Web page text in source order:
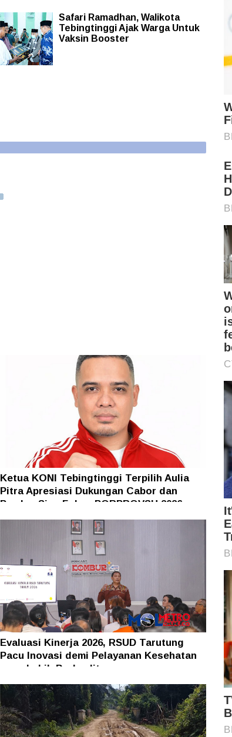
Safari Ramadhan, Walikota
Tebingtinggi Ajak Warga Untuk
Vaksin Booster
Ketua KONI Tebingtinggi Terpilih Aulia
Pitra Apresiasi Dukungan Cabor dan
Pemko, Siap Fokus PORPROVSU 2026
Evaluasi Kinerja 2026, RSUD Tarutung
Pacu Inovasi demi Pelayanan Kesehatan
yang Lebih Berkualitas